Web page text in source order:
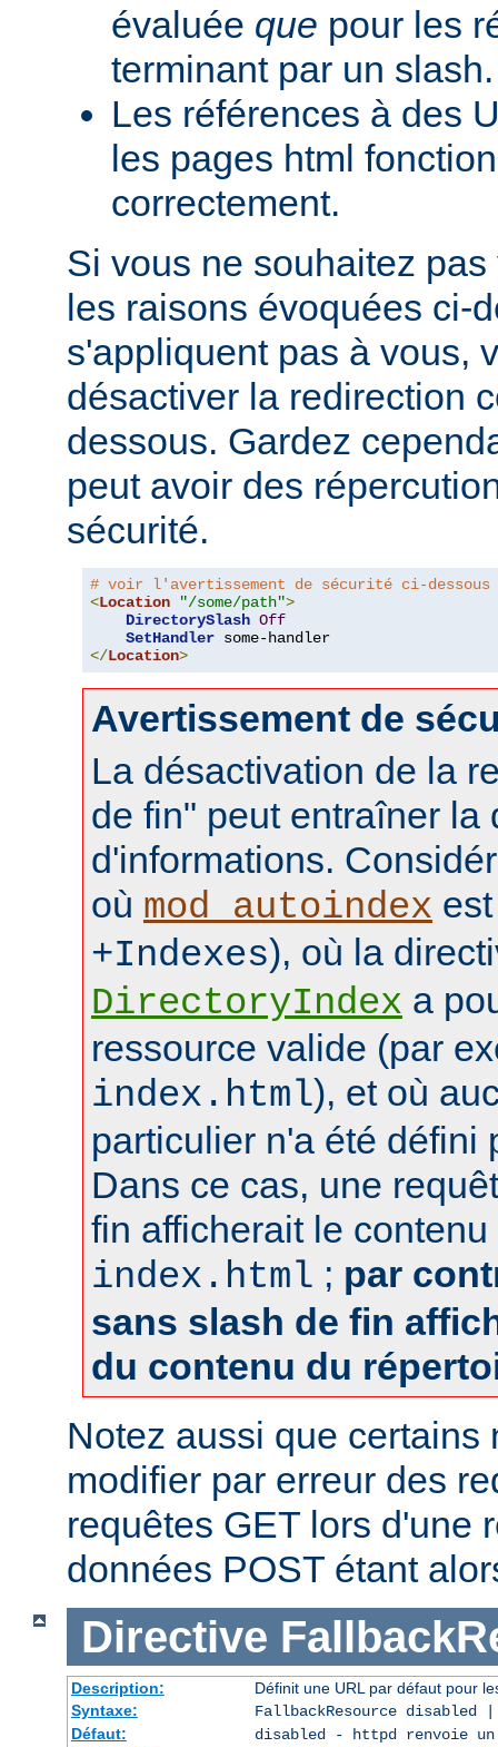
évaluée que pour les
terminant par un slash.
Les références à des
les pages html
correctement.
Si vous ne souhaitez
les raisons évoquées ci-
s'appliquent pas à vous,
désactiver la redirection
dessous. Gardez
peut avoir des
sécurité.
# voir l'avertissement de sécurité ci-
<Location "/some/path">
DirectorySlash Off
SetHandler
</Location>
Avertissement de
La désactivation de la
de fin" peut entraîner la
d'informations.
où mod_autoindex
+Indexes), où la
DirectoryIndex a
ressource valide (par
index.html), et où
particulier n'a été défini
Dans ce cas, une
fin afficherait le
index.html ; par
sans slash de fin
du contenu du
Notez aussi que certains
modifier par erreur des
requêtes GET lors d'une
données POST étant
Directive
Description:
Définit une URL par défaut pour
Syntaxe:
FallbackResource disabled
Défaut:
disabled - httpd renvoie un